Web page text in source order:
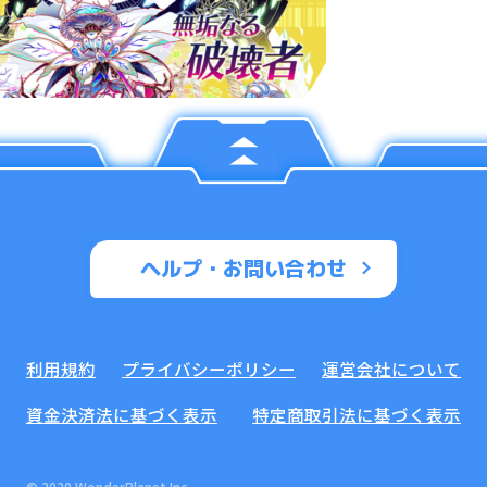
ヘルプ・お問い合わせ
利用規約 プライバシーポリシー
運営会社について
資金決済法に基づく表示
特定商取引法に基づく表示